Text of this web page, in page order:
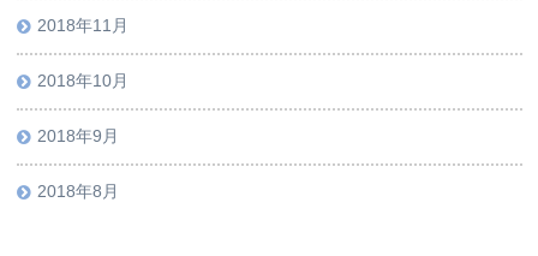
2018年11月
2018年10月
2018年9月
2018年8月